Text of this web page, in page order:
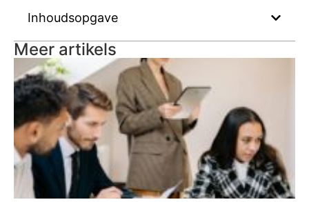
Inhoudsopgave
Meer artikels